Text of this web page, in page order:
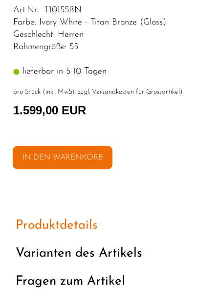
Art.Nr. T10155BN
Farbe: Ivory White - Titan Bronze (Gloss)
Geschlecht: Herren
Rahmengröße: 55
lieferbar in 5-10 Tagen
pro Stück (inkl. MwSt. zzgl. Versandkosten für Grossartikel )
1.599,00 EUR
IN DEN WARENKORB
Produktdetails
Varianten des Artikels
Fragen zum Artikel